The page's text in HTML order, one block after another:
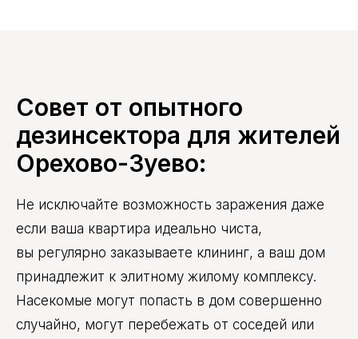
Совет от опытного
дезинсектора для жителей
Орехово-Зуево:
Не исключайте возможность заражения даже
если ваша квартира идеально чиста,
вы регулярно заказываете клининг, а ваш дом
принадлежит к элитному жилому комплексу.
Насекомые могут попасть в дом совершенно
случайно, могут перебежать от соседей или